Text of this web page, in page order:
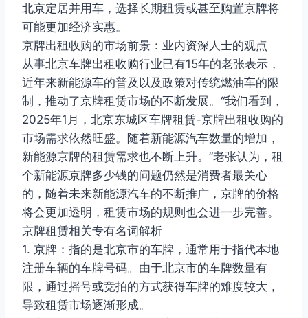
北京定居并用车，选择长期租赁或甚至购置京牌将
可能更加经济实惠。
京牌出租收购的市场前景：业内资深人士的观点
从事北京车牌出租收购行业已有15年的老张表示，
近年来新能源车的普及以及政策对传统燃油车的限
制，推动了京牌租赁市场的不断发展。“我们看到，
2025年1月，北京东城区车牌租赁-京牌出租收购的
市场需求依然旺盛。随着新能源汽车数量的增加，
新能源京牌的租赁需求也不断上升。”老张认为，租
个新能源京牌多少钱的问题仍然是消费者最关心
的，随着未来新能源汽车的不断推广，京牌的价格
将会更加透明，租赁市场的规则也会进一步完善。
京牌租赁相关专有名词解析
1. 京牌：指的是北京市的车牌，通常用于指代本地
注册车辆的车牌号码。由于北京市的车牌数量有
限，通过摇号或竞拍的方式获得车牌的难度较大，
导致租赁市场逐渐形成。